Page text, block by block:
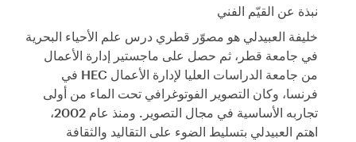
نبذة عن القيّم الفني
خليفة العبيدلي هو مصوّر قطري درس علم الأحياء البحرية
في جامعة قطر، ثم حصل على ماجستير إدارة الأعمال
من جامعة الدراسات العليا لإدارة الأعمال HEC في
فرنسا، وكان التصوير الفوتوغرافي تحت الماء من أولى
تجاربه الأساسية في مجال التصوير. ومنذ عام 2002،
اهتم العبيدلي بتسليط الضوء على التقاليد والثقافة